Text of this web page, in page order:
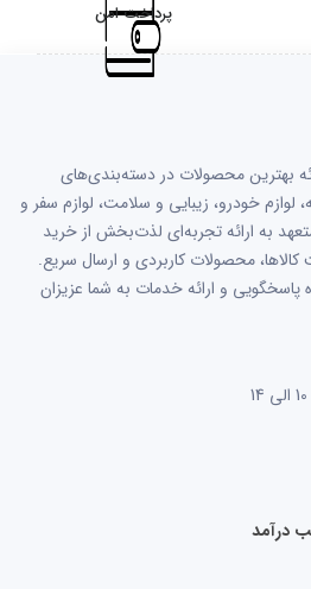
پرداخت امن
بهترین محصولات در دسته‌بندی‌های
لوازم خودرو، زیبایی و سلامت، لوازم سفر و
به ارائه تجربه‌ای لذت‌بخش از خرید
محصولات کاربردی و ارسال سریع.
پاسخگویی و ارائه خدمات به شما عزیزان
درآمد